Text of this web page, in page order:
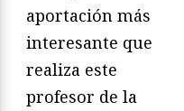
aportación más
interesante que
realiza este
profesor de la